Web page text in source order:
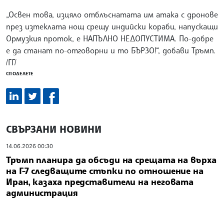
„Освен това, изцяло отблъснатата им атака с дронове
през изтеклата нощ срещу индийски кораби, напускащи
Ормузкия проток, е НАПЪЛНО НЕДОПУСТИМА. По-добре
е да станат по-отговорни и то БЪРЗО!“, добави Тръмп.
/ГГ/
СПОДЕЛЕТЕ
СВЪРЗАНИ НОВИНИ
14.06.2026 00:30
Тръмп планира да обсъди на срещата на върха
на Г-7 следващите стъпки по отношение на
Иран, казаха представители на неговата
администрация